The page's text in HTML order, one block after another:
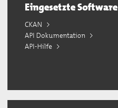
Eingesetzte Software
CKAN
API Dokumentation
API-Hilfe